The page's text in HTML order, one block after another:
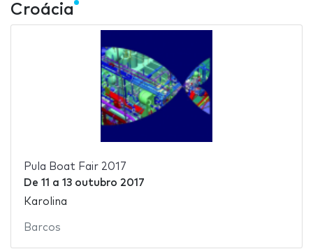
Croácia
Pula Boat Fair 2017
De 11 a 13 outubro 2017
Karolina
Barcos